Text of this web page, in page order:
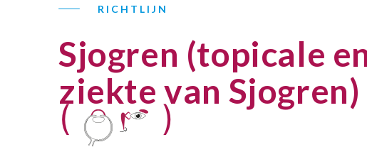
RICHTLIJN
Sjogren (topicale
ziekte van Sjogren)
( )